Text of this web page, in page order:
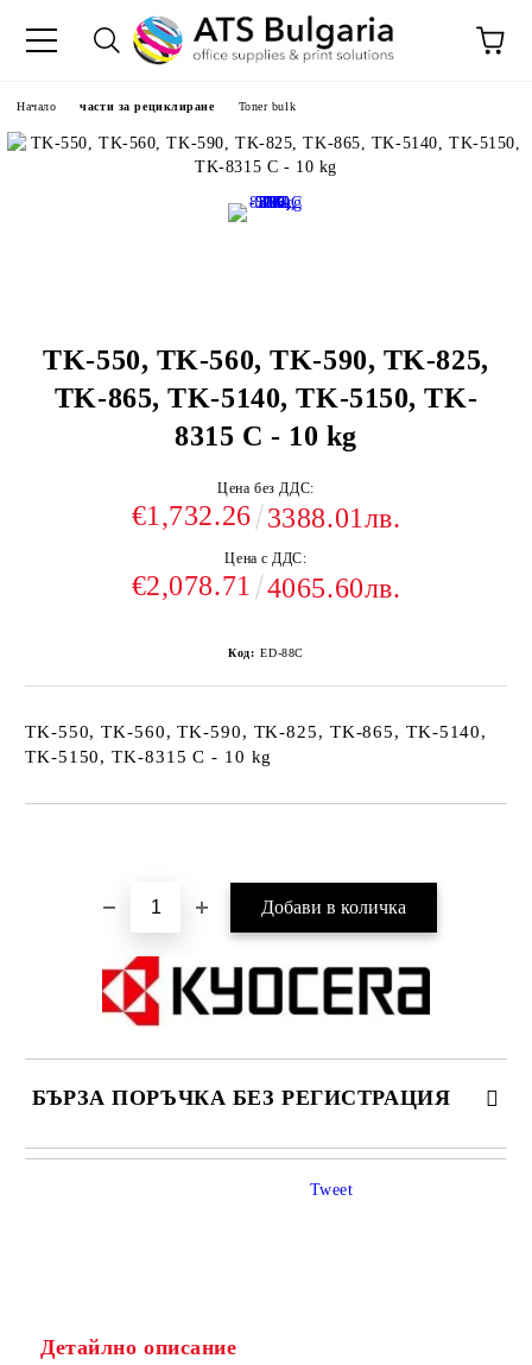
Начало части за рециклиране Toner bulk
TK-550, TK-560, TK-590, TK-825,
TK-865, TK-5140, TK-5150, TK-
8315 C - 10 kg
Цена без ДДС:
€1,732.26 3388.01лв.
Цена с ДДС:
€2,078.71 4065.60лв.
Код: ED-88C
TK-550, TK-560, TK-590, TK-825, TK-865, TK-5140,
TK-5150, TK-8315 C - 10 kg
БЪРЗА ПОРЪЧКА БЕЗ РЕГИСТРАЦИЯ
САМО ПОПЪЛНЕТЕ 4 ПОЛЕТА
Tweet
Детайлно описание